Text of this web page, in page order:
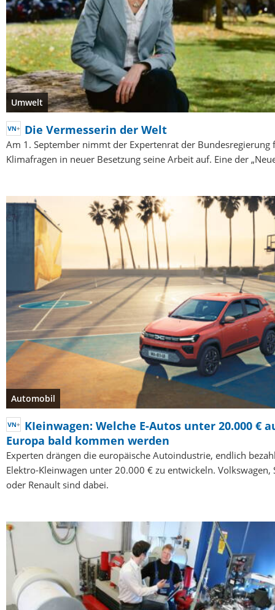
Umwelt
Die Vermesserin der Welt
Am 1. September nimmt der Expertenrat der Bundesregierung
Klimafragen in neuer Besetzung seine Arbeit auf. Eine der
Automobil
KIeinwagen: Welche E-Autos unter 20.000 €
Europa bald kommen werden
Experten drängen die europäische Autoindustrie, endlich
Elektro-Kleinwagen unter 20.000 € zu entwickeln. Volkswagen,
oder Renault sind dabei.